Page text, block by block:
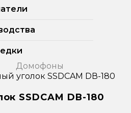
Домофоны
уголок SSDCAM DВ-180
SSDCAM DВ-180